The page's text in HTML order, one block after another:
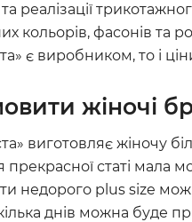
реалізації
кольорів, фасонів та
є виробником, то і
жіночі
виготовляє жіночу
статі мала
недорого plus size
днів можна буде